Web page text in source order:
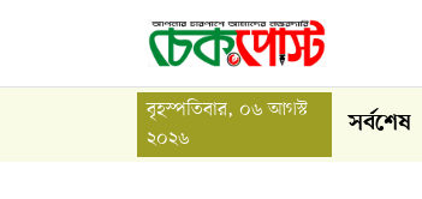
বৃহস্পতিবার, ০৬ আগস্ট
২০২৬
সর্বশেষ